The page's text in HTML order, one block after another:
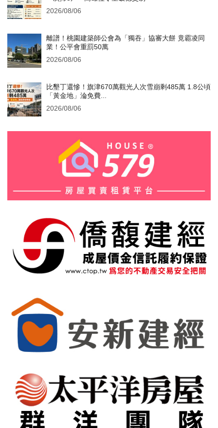
2026/08/06
離譜！桃園建築師公會為「獨吞」協審大餅 竟霸凌同
業！公平會重罰50萬
2026/08/06
比墾丁還慘！旗津670萬觀光人次雪崩剩485萬 1.8公頃
「黃金地」淪免費...
2026/08/06